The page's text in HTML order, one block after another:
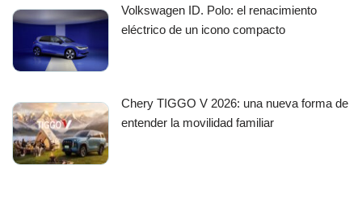
Volkswagen ID. Polo: el renacimiento
eléctrico de un icono compacto
Chery TIGGO V 2026: una nueva forma de
entender la movilidad familiar